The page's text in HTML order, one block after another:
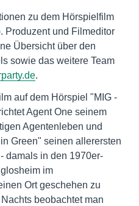
zu dem Hörspielfilm
Produzent und Filmeditor
Übersicht über den
sowie das weitere Team
.
auf dem Hörspiel "MIG -
Agent One seinem
Agentenleben und
Green" seinen allerersten
damals in den 1970er-
im
Ort geschehen zu
beobachtet man